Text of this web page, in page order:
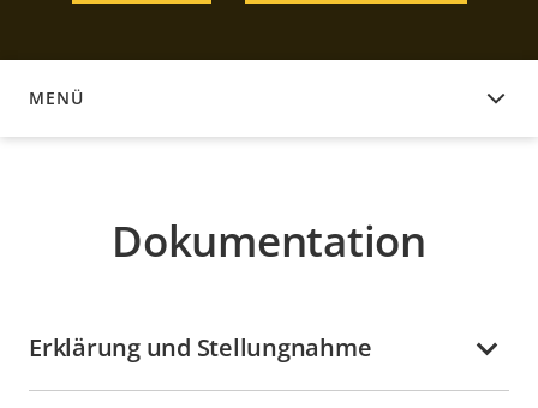
MENÜ
DOKUMENTATION
Dokumentation
Erklärung und Stellungnahme